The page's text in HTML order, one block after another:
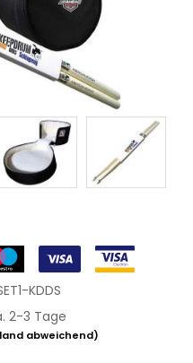
KDDS
2-3 Tage
abweichend)